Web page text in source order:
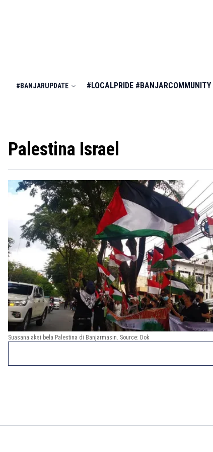
#BANJARUPDATE #LOCALPRIDE #BANJARCOMMUNITY
Palestina Israel
Suasana aksi bela Palestina di Banjarmasin. Source: Dok